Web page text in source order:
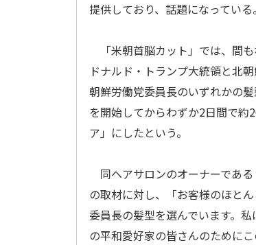
提供しており、話題になっている。
「米朝首脳カット」では、間
ドナルド・トランプ大統領と北
朝鮮労働党委員長のいずれかの
を開始してからわずか2日間で約
ア」にしたという。
同ヘアサロンのオーナーであ
の取材に対し、「お客様のほと
委員長の髪型を選んでいます。
の平和愛好家の皆さんのために